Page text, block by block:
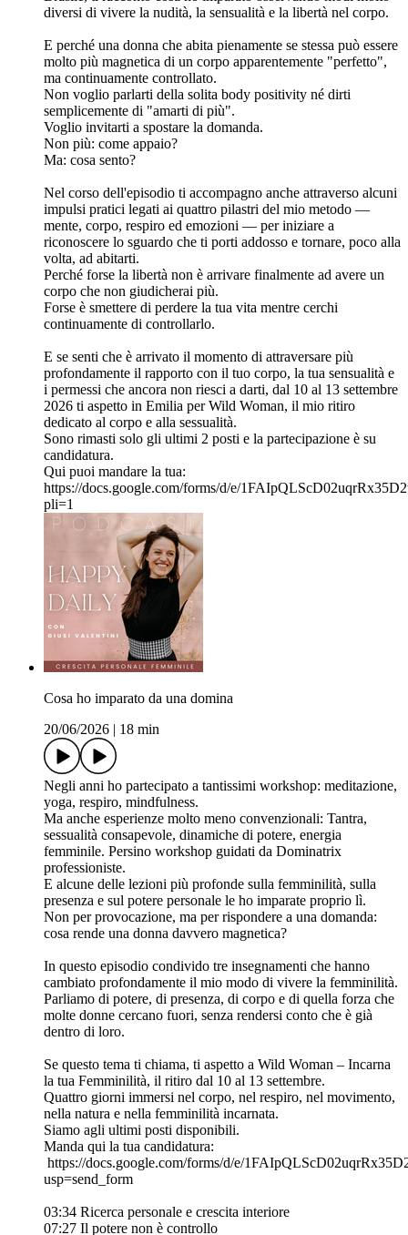
diversi di vivere la nudità, la sensualità e la libertà nel corpo.
E perché una donna che abita pienamente se stessa può essere
molto più magnetica di un corpo apparentemente "perfetto",
ma continuamente controllato.
Non voglio parlarti della solita body positivity né dirti
semplicemente di "amarti di più".
Voglio invitarti a spostare la domanda.
Non più: come appaio?
Ma: cosa sento?
Nel corso dell'episodio ti accompagno anche attraverso alcuni
impulsi pratici legati ai quattro pilastri del mio metodo —
mente, corpo, respiro ed emozioni — per iniziare a
riconoscere lo sguardo che ti porti addosso e tornare, poco alla
volta, ad abitarti.
Perché forse la libertà non è arrivare finalmente ad avere un
corpo che non giudicherai più.
Forse è smettere di perdere la tua vita mentre cerchi
continuamente di controllarlo.
E se senti che è arrivato il momento di attraversare più
profondamente il rapporto con il tuo corpo, la tua sensualità e
i permessi che ancora non riesci a darti, dal 10 al 13 settembre
2026 ti aspetto in Emilia per Wild Woman, il mio ritiro
dedicato al corpo e alla sessualità.
Sono rimasti solo gli ultimi 2 posti e la partecipazione è su
candidatura.
Qui puoi mandare la tua:
https://docs.google.com/forms/d/e/
pli=1
Cosa ho imparato da una domina
20/06/2026
18 min
Negli anni ho partecipato a tantissimi workshop: meditazione,
yoga, respiro, mindfulness.
Ma anche esperienze molto meno convenzionali: Tantra,
sessualità consapevole, dinamiche di potere, energia
femminile. Persino workshop guidati da Dominatrix
professioniste.
E alcune delle lezioni più profonde sulla femminilità, sulla
presenza e sul potere personale le ho imparate proprio lì.
Non per provocazione, ma per rispondere a una domanda:
cosa rende una donna davvero magnetica?
In questo episodio condivido tre insegnamenti che hanno
cambiato profondamente il mio modo di vivere la femminilità.
Parliamo di potere, di presenza, di corpo e di quella forza che
molte donne cercano fuori, senza rendersi conto che è già
dentro di loro.
Se questo tema ti chiama, ti aspetto a Wild Woman – Incarna
la tua Femminilità, il ritiro dal 10 al 13 settembre.
Quattro giorni immersi nel corpo, nel respiro, nel movimento,
nella natura e nella femminilità incarnata.
Siamo agli ultimi posti disponibili.
Manda qui la tua candidatura:
https://docs.google.com/forms/d/e/
usp=send_form
03:34 Ricerca personale e crescita interiore
07:27 Il potere non è controllo